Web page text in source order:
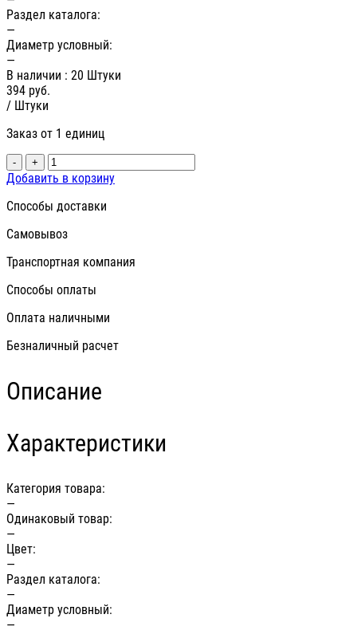
Раздел каталога:
—
Диаметр условный:
—
В наличии : 20 Штуки
394 руб.
/ Штуки
Заказ от 1 единиц
- +
Добавить в корзину
Способы доставки
Самовывоз
Транспортная компания
Способы оплаты
Оплата наличными
Безналичный расчет
Описание
Характеристики
Категория товара:
—
Одинаковый товар:
—
Цвет:
—
Раздел каталога:
—
Диаметр условный:
—